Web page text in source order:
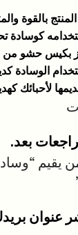
بالقوة
كوسادة
بكيس حشو من
الوسادة
لأحبائك
بعد.
عنوان